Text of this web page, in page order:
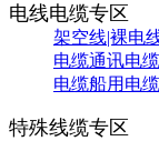
电线电缆专区
架空线|裸电
电缆通讯电缆
电缆船用电
特殊线缆专区